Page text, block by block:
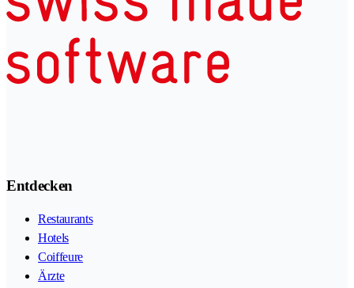
Entdecken
Restaurants
Hotels
Coiffeure
Ärzte